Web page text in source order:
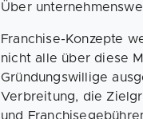
Über
Franchise-Konzepte
nicht alle über diese
Gründungswillige
Verbreitung, die
und